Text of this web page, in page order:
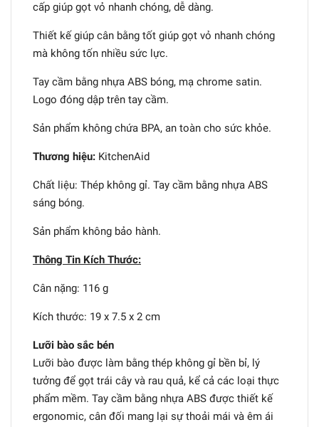
cấp giúp gọt vỏ nhanh chóng, dễ dàng.
Thiết kế giúp cân bằng tốt giúp gọt vỏ nhanh chóng
mà không tốn nhiều sức lực.
Tay cầm bằng nhựa ABS bóng, mạ chrome satin.
Logo đóng dập trên tay cầm.
Sản phẩm không chứa BPA, an toàn cho sức khỏe.
Thương hiệu: KitchenAid
Chất liệu: Thép không gỉ. Tay cầm bằng nhựa ABS
sáng bóng.
Sản phẩm không bảo hành.
Thông Tin Kích Thước:
Cân nặng: 116 g
Kích thước: 19 x 7.5 x 2 cm
Lưỡi bào sắc bén
Lưỡi bào được làm bằng thép không gỉ bền bỉ, lý
tưởng để gọt trái cây và rau quả, kể cả các loại thực
phẩm mềm. Tay cầm bằng nhựa ABS được thiết kế
ergonomic, cân đối mang lại sự thoải mái và êm ái